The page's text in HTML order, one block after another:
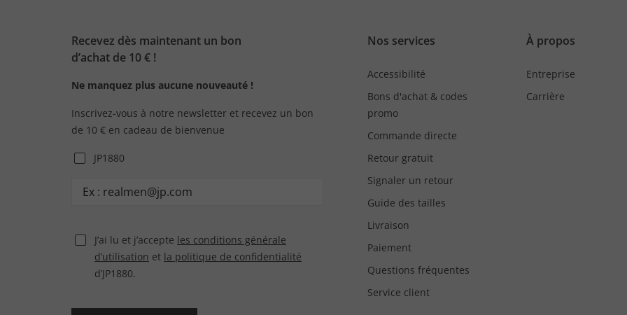
Recevez dès maintenant un bon
d’achat de 10 € !
Ne manquez plus aucune nouveauté !
Inscrivez-vous à notre newsletter et recevez un bon
de 10 € en cadeau de bienvenue
JP1880
J’ai lu et j’accepte les conditions générale
d’utilisation et la politique de confidentialité
d’JP1880.
Nos services
Accessibilité
Bons d'achat & codes
promo
Commande directe
Retour gratuit
Signaler un retour
Guide des tailles
Livraison
Paiement
Questions fréquentes
Service client
À propos
Entreprise
Carrière